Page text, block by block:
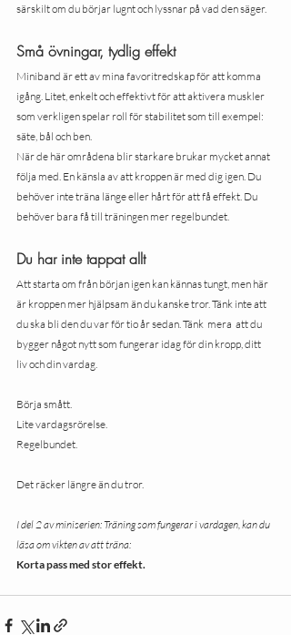
särskilt om du börjar lugnt och lyssnar på vad den säger.
Små övningar, tydlig effekt
Miniband är ett av mina favoritredskap för att komma
igång. Litet, enkelt och effektivt för att aktivera muskler
som verkligen spelar roll för stabilitet som till exempel:
säte, bål och ben.
När de här områdena blir starkare brukar mycket annat
följa med. En känsla av att kroppen är med dig igen. Du
behöver inte träna länge eller hårt för att få effekt. Du
behöver bara få till träningen mer regelbundet.
Du har inte tappat allt
Att starta om från början igen kan kännas tungt, men här
är kroppen mer hjälpsam än du kanske tror. Tänk inte att
du ska bli den du var för tio år sedan. Tänk  mera  att du
bygger något nytt som fungerar idag för din kropp, ditt
liv och din vardag.
Börja smått.
Lite vardagsrörelse.
Regelbundet.
Det räcker längre än du tror.
I del 2 av miniserien: Träning som fungerar i vardagen, kan du
läsa om vikten av att träna:
Korta pass med stor effekt.